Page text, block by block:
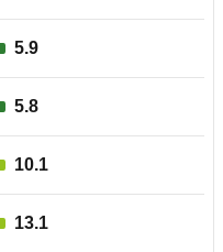
5.9
5.8
10.1
13.1